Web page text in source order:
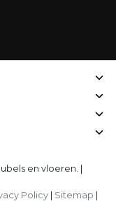
en vloeren. |
Policy Sitemap